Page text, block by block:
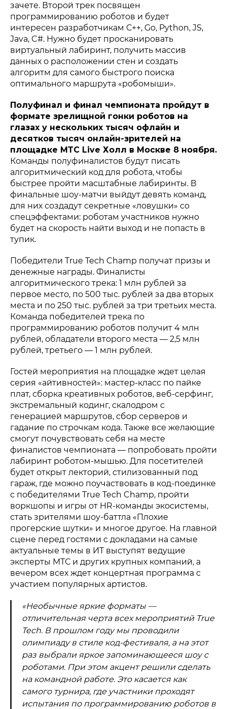
зачете. Второй трек посвящен
программированию роботов и будет
интересен разработчикам С++, Go, Python, JS,
Java, C#. Нужно будет просканировать
виртуальный лабиринт, получить массив
данных о расположении стен и создать
алгоритм для самого быстрого поиска
оптимального маршрута «робомыши».
Полуфинал и финал чемпионата пройдут в
формате зрелищной гонки роботов на
глазах у нескольких тысяч офлайн и
десятков тысяч онлайн-зрителей на
площадке МТС Live Холл в Москве 8 ноября.
Команды полуфиналистов будут писать
алгоритмический код для робота, чтобы
быстрее пройти масштабные лабиринты. В
финальные шоу-матчи выйдут девять команд,
для них создадут секретные «ловушки» со
спецэффектами: роботам участников нужно
будет на скорость найти выход и не попасть в
тупик.
Победители True Tech Champ получат призы и
денежные награды. Финалисты
алгоритмического трека: 1 млн рублей за
первое место, по 500 тыс. рублей за два вторых
места и по 250 тыс. рублей за три третьих места.
Команда победителей трека по
программированию роботов получит 4 млн
рублей, обладатели второго места — 2,5 млн
рублей, третьего — 1 млн рублей.
Гостей мероприятия на площадке ждет целая
серия «айтивностей»: мастер-класс по пайке
плат, сборка креативных роботов, веб-серфинг,
экстремальный кодинг, скалодром с
генерацией маршрутов, сбор серверов и
гадание по строчкам кода. Также все желающие
смогут почувствовать себя на месте
финалистов чемпионата — попробовать пройти
лабиринт роботом-мышью. Для посетителей
будет открыт лекторий, стилизованный под
гараж, где можно поучаствовать в код-поединке
с победителями True Tech Champ, пройти
воркшопы и игры от HR-команды экосистемы,
стать зрителями шоу-баттла «Плохие
прогерские шутки» и многое другое. На главной
сцене перед гостями c докладами на самые
актуальные темы в ИТ выступят ведущие
эксперты МТС и других крупных компаний, а
вечером всех ждет концертная программа с
участием популярных артистов.
«Необычные яркие форматы —
отличительная черта всех мероприятий True
Tech. В прошлом году мы проводили
олимпиаду в стиле код-фестиваля, а на этот
раз выбрали яркое запоминающееся шоу с
роботами. При этом акцент решили сделать
на командной работе. Это касается как
самого турнира, где участники проходят
испытания по программированию роботов в